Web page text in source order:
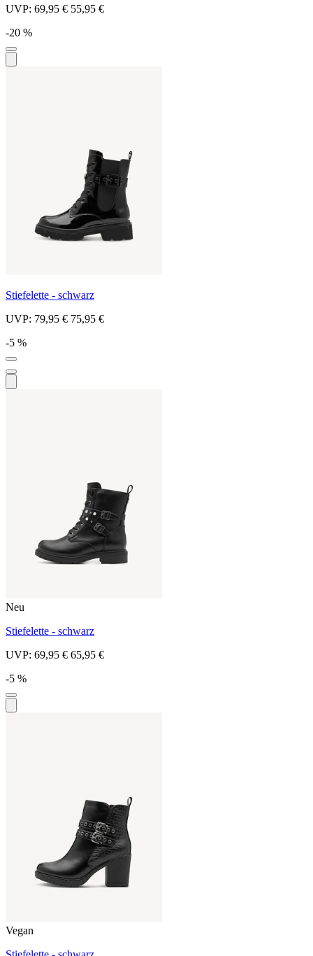
UVP: 69,95 € 55,95 €
-20 %
Stiefelette - schwarz
UVP: 79,95 € 75,95 €
-5 %
Neu
Stiefelette - schwarz
UVP: 69,95 € 65,95 €
-5 %
Vegan